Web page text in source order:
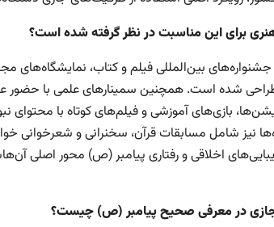
برای این مناسبت در نظر گرفته شده است؟
بین‌المللی فیلم و کتاب، نمایشگاه‌های
طراحی شده است. همچنین سمینارهای علمی با
بازی‌های آموزشی و فیلم‌های کوتاه با محتوای
نیز شامل مسابقات قرآن، سخنرانی و شعرخوانی
اخلاقی و رفتاری پیامبر (ص) محور اصلی
در معرفی صحیح پیامبر (ص) چیست؟